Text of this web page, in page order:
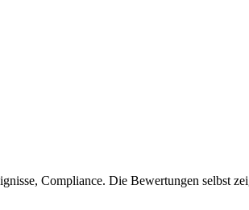
Compliance. Die Bewertungen selbst